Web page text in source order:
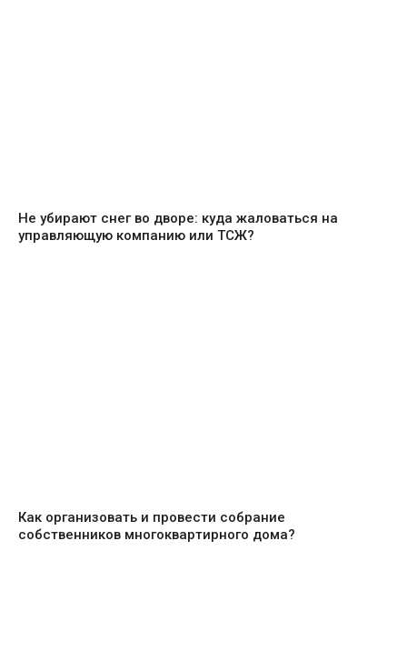
Не убирают снег во дворе: куда жаловаться на
управляющую компанию или ТСЖ?
Как организовать и провести собрание
собственников многоквартирного дома?